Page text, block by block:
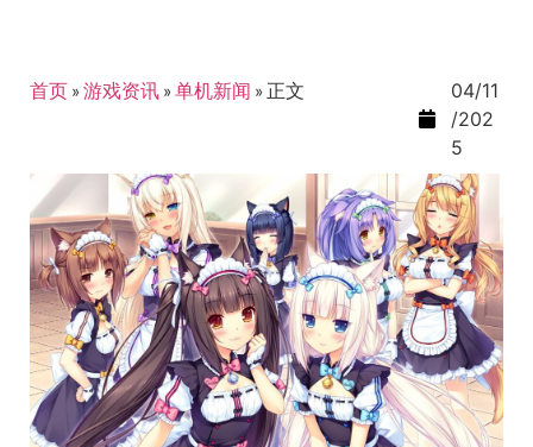
首页 »游戏资讯 »单机新闻 » 正文
04/11
/202
5